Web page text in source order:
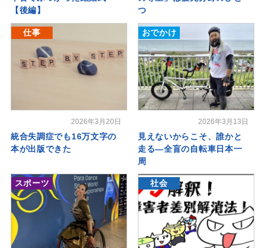
【後編】
つ
仕事
2026年3月20日
統合失調症でも16万文字の
本が出版できた
おでかけ
2026年3月13日
見えないからこそ、誰かと
走る―全盲の自転車日本一
周
スポーツ 社会